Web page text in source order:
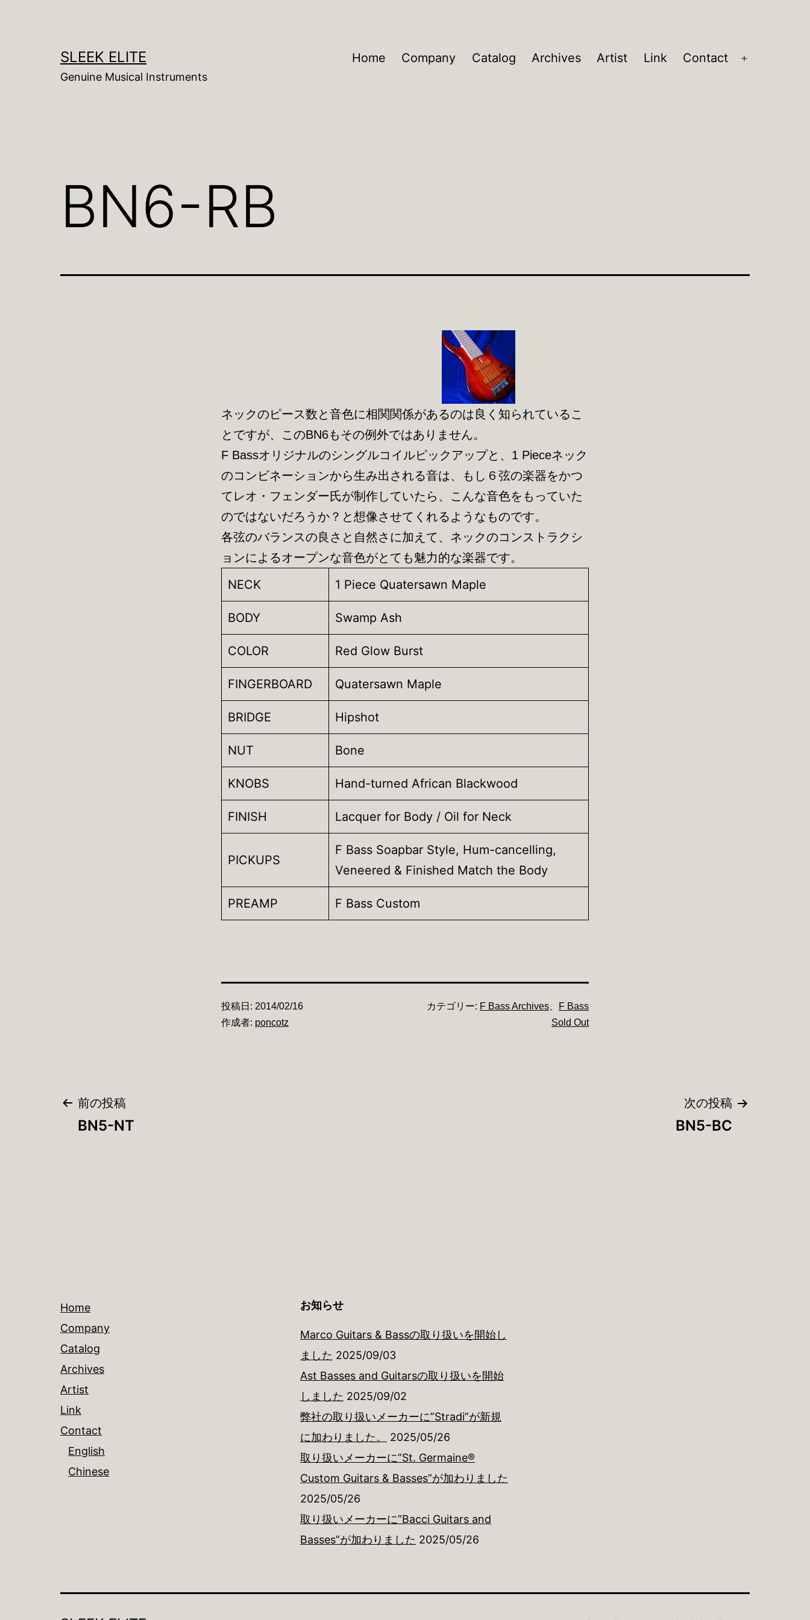
SLEEK ELITE
Genuine Musical Instruments
Home Company Catalog Archives Artist Link Contact
BN6-RB
ネックのピース数と音色に相関関係があるのは良く知られているこ
とですが、このBN6もその例外ではありません。
F Bassオリジナルのシングルコイルピックアップと、1 Pieceネック
のコンビネーションから生み出される音は、もし６弦の楽器をかつ
てレオ・フェンダー氏が制作していたら、こんな音色をもっていた
のではないだろうか？と想像させてくれるようなものです。
各弦のバランスの良さと自然さに加えて、ネックのコンストラクシ
ョンによるオープンな音色がとても魅力的な楽器です。
NECK 1 Piece Quatersawn Maple
BODY Swamp Ash
COLOR Red Glow Burst
FINGERBOARD Quatersawn Maple
BRIDGE Hipshot
NUT Bone
KNOBS Hand-turned African Blackwood
FINISH Lacquer for Body / Oil for Neck
PICKUPS
F Bass Soapbar Style, Hum-cancelling,
Veneered & Finished Match the Body
PREAMP F Bass Custom
投稿日: 2014/02/16
作成者: poncotz
カテゴリー: F Bass Archives
F Bass
Sold Out
投
ー
シ
ョ
ン
前の投稿
BN5-NT
次の投稿
BN5-BC
Home
Company
Catalog
Archives
Artist
Link
Contact
English
Chinese
お知らせ
Marco Guitars & Bassの取り扱いを開始し
ました 2025/09/03
Ast Basses and Guitarsの取り扱いを開始
しました 2025/09/02
弊社の取り扱いメーカーに”Stradi”が新規
に加わりました。
2025/05/26
取り扱いメーカーに”St. Germaine®
Custom Guitars & Basses”が加わりました
2025/05/26
取り扱いメーカーに”Bacci Guitars and
Basses”が加わりました 2025/05/26